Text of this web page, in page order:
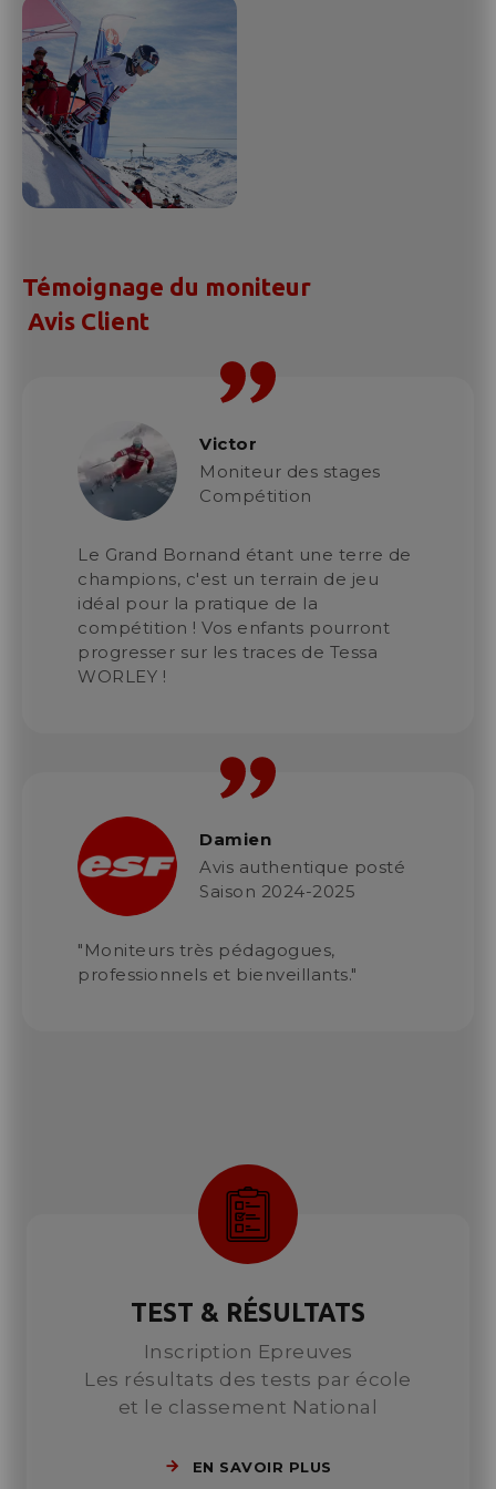
Témoignage du moniteur
Avis Client
Victor
Moniteur des stages
Compétition
Le Grand Bornand étant une terre de
champions, c'est un terrain de jeu
idéal pour la pratique de la
compétition ! Vos enfants pourront
progresser sur les traces de Tessa
WORLEY !
Damien
Avis authentique posté
Saison 2024-2025
"Moniteurs très pédagogues,
professionnels et bienveillants."
TEST & RÉSULTATS
Inscription Epreuves
Les résultats des tests par école
et le classement National
EN SAVOIR PLUS